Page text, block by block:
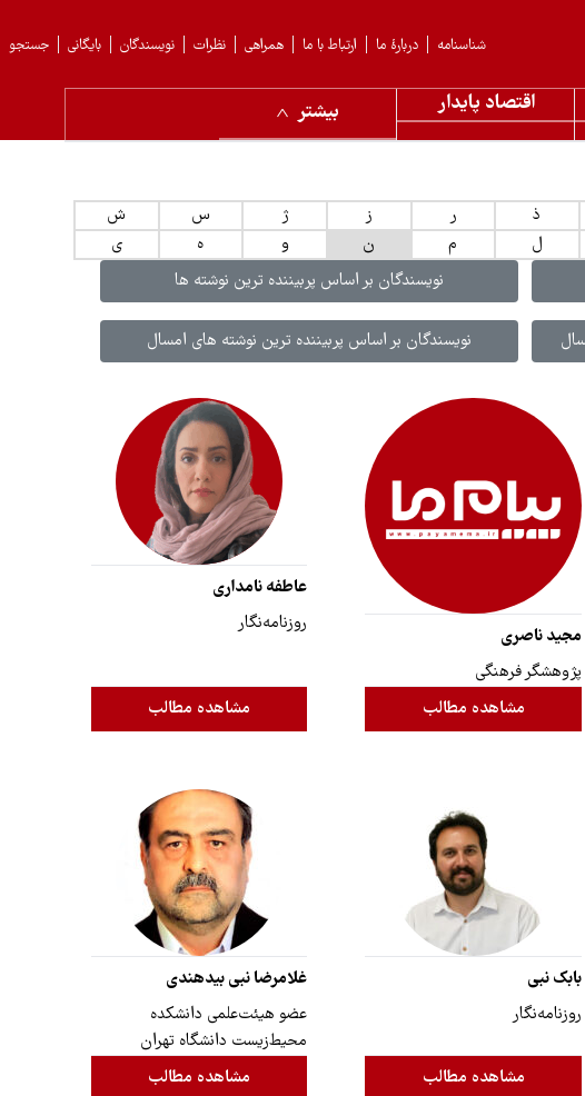
جستجو بایگانی نویسندگان نظرات همراهی ارتباط با ما دربارهٔ ما شناسنامه
اقتصاد پایدار بیشتر
ذ ر ز ژ س
ش
ل م ن و ه
ی
نویسندگان بر اساس پربیننده ترین نوشته ها
نویسندگان بر اساس پربیننده ترین نوشته های امسال
مجید ناصری
پژوهشگر فرهنگی
مشاهده مطالب
عاطفه نامداری
روزنامه‌نگار
مشاهده مطالب
بابک نبی
روزنامه‌نگار
مشاهده مطالب
غلامرضا نبی بیدهندی
عضو هیئت‌علمی دانشکده
محیط‌زیست دانشگاه تهران
مشاهده مطالب